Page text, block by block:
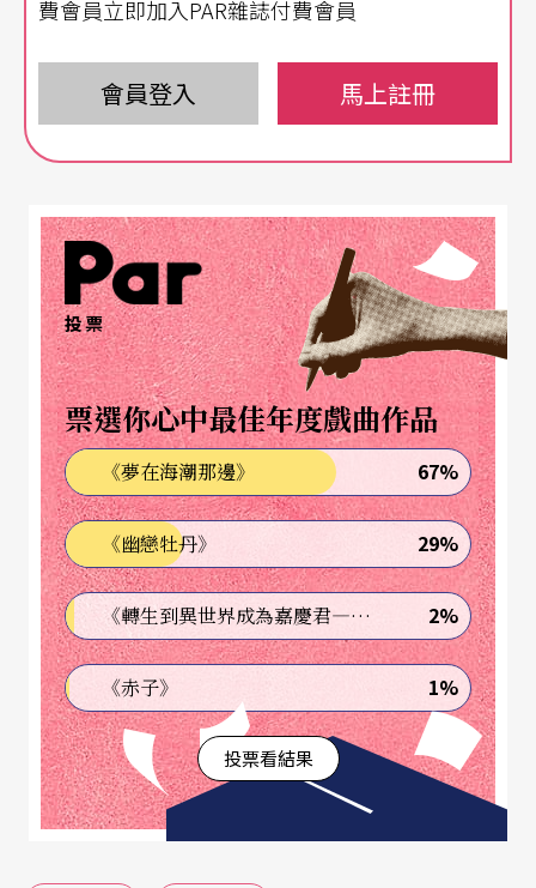
台灣巡撫時，即引進來此一新興劇種。日據時期人
心思漢，是以京劇之演出仍不絕如縷，在民間受到
是酒家一類場合最普遍的歌聲，很少當紅酒女不會
唱幾段京調的。）自然，京劇在台灣的大規模發
展，仍然是在政府遷台之後的近半個世紀，而分屬
於陸、海、空、勤等軍種的軍中劇隊，更是此一時
期的主要表演團體。如今，也許是「階段性的使命
已然完成」，三軍劇隊奉命解散改編，將優秀的
演、職員等，甄選至隸於敎育部新成立的「國光劇
團」，成爲第一個國立的國劇團。峰廻路轉，眞使
人有「柳暗花明又一村」的感覺。
回首來時路，三軍劇隊四十多年來爲鼓舞軍民、宣
慰僑胞，乃至弘揚華夏文化，所作的無數場次演
出，實在値得在中國戲劇史上大書一筆。
光復後的台灣，民間劇團作職業性演出者，先先後
後也有不少。早期的金素琴、戴綺霞、李薔華、陳
費會員立即加入PAR雜誌付費會員
會員登入 馬上註冊
投票
票選你心中最佳年度戲曲作品
《夢在海潮那邊》 67%
《幽戀牡丹》 29%
《轉生到異世界成為嘉慶君—發現我的祖先是詐騙集團!?》 2%
《赤子》 1%
投票看結果